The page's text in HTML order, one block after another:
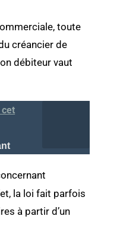
toute
créancier de
débiteur vaut
cet
la loi fait parfois
à partir d’un